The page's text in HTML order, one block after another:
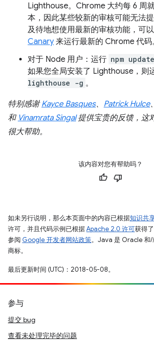
Lighthouse。Chrome 大约每 6 周
本，因此某些较新的审核可能无法
及待地想使用最新的审核功能，可
Canary 来运行最新的 Chrome 代码
对于 Node 用户：运行 npm
如果您全局安装了 Lighthouse，则
lighthouse -g 。
特别感谢Kayce Basques、 Patrick Hulce、
和 Vinamrata Singal提供宝贵的反馈，这
很大帮助。
该内容对您有帮助吗？
如未另行说明，那么本页面中的内容已根据知识共
许可，并且代码示例已根据Apache 2.0 许可获得
参阅 Google 开发者网站政策。Java 是 Oracle 和
商标。
最后更新时间 (UTC)：2018-05-08。
参与
提交 bug
查看未处理完毕的问题